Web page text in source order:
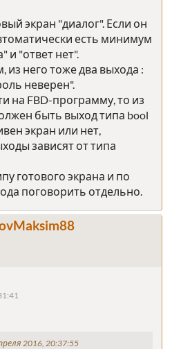
экран "диалог". Если он
есть минимум
и "ответ нет".
из него тоже два выхода :
неверен".
на FBD-программу, то из
быть выход типа bool
экран или нет,
зависят от типа
готового экрана и по
поговорить отдельно.
2016, 20:37:55